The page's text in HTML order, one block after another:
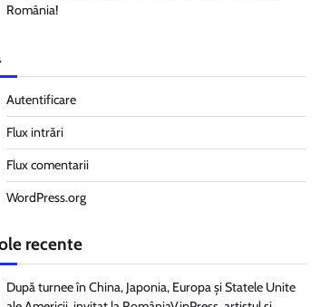
România!
Autentificare
Flux intrări
Flux comentarii
WordPress.org
recente
După turnee în China, Japonia, Europa și Statele Unite